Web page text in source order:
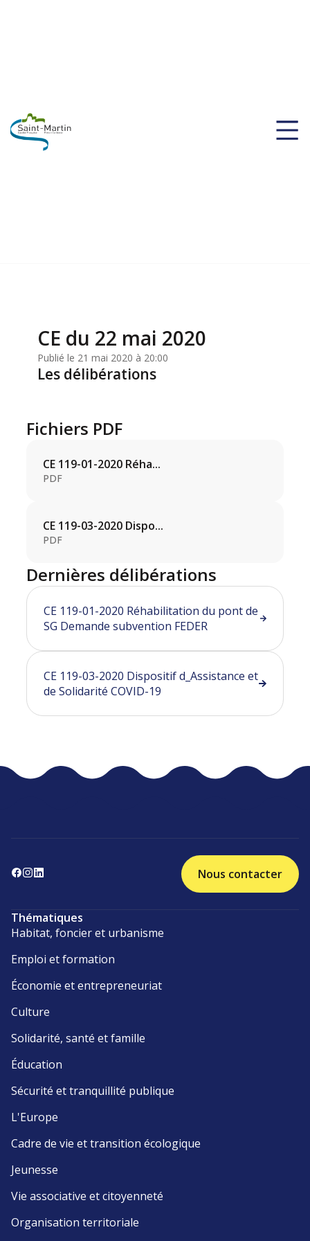
CE du 22 mai 2020
Publié le 21 mai 2020 à 20:00
Les délibérations
Fichiers PDF
CE 119-01-2020 Réha...
PDF
CE 119-03-2020 Dispo...
PDF
Dernières délibérations
CE 119-01-2020 Réhabilitation du pont de
SG Demande subvention FEDER
CE 119-03-2020 Dispositif d_Assistance et
de Solidarité COVID-19
Nous contacter
Thématiques
Habitat, foncier et urbanisme
Emploi et formation
Économie et entrepreneuriat
Culture
Solidarité, santé et famille
Éducation
Sécurité et tranquillité publique
L'Europe
Cadre de vie et transition écologique
Jeunesse
Vie associative et citoyenneté
Organisation territoriale